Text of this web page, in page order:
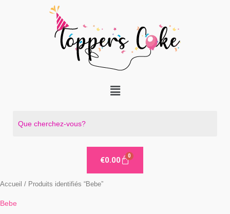
Menu
€0.00
Accueil / Produits identifiés “Bebe”
Bebe